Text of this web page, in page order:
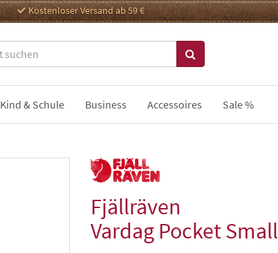
Kostenloser Versand ab 59 €
Kind & Schule Business Accessoires Sale %
Fjällräven
Vardag Pocket Small